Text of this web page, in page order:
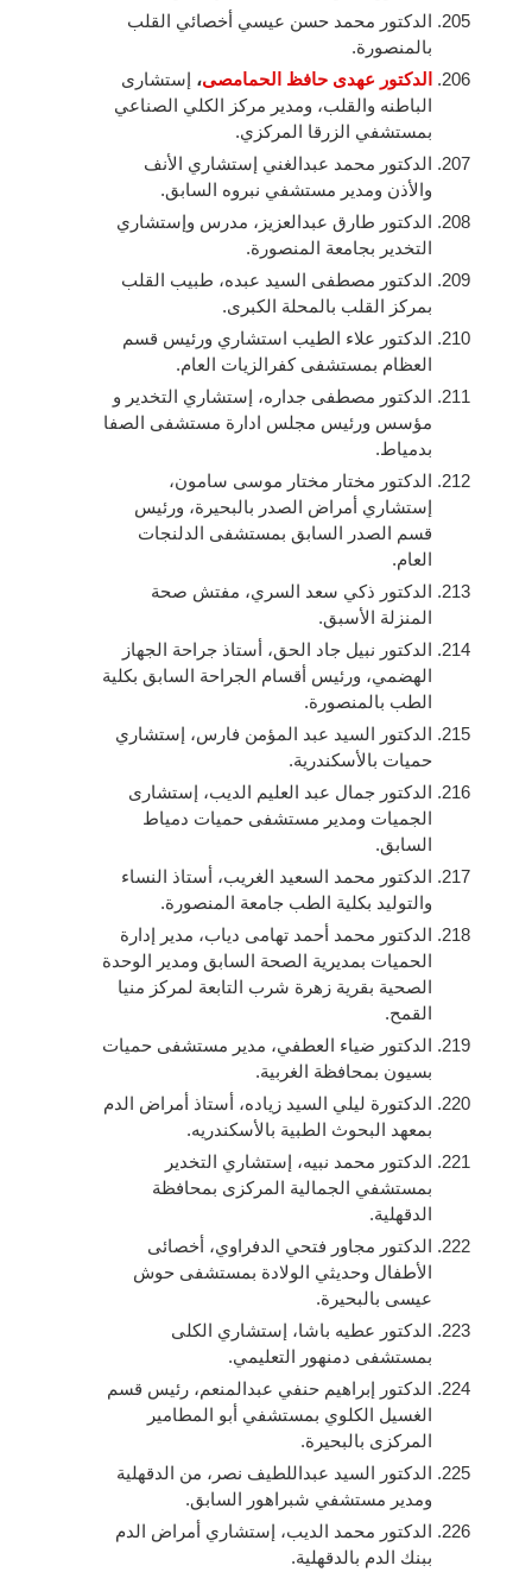
الدكتور محمد حسن عيسي أخصائي القلب
بالمنصورة.
الدكتور عهدى حافظ الحمامصى، إستشارى
الباطنه والقلب، ومدير مركز الكلي الصناعي
بمستشفي الزرقا المركزي.
الدكتور محمد عبدالغني إستشاري الأنف
والأذن ومدير مستشفي نبروه السابق.
الدكتور طارق عبدالعزيز، مدرس وإستشاري
التخدير بجامعة المنصورة.
الدكتور مصطفى السيد عبده، طبيب القلب
بمركز القلب بالمحلة الكبرى.
الدكتور علاء الطيب استشاري ورئيس قسم
العظام بمستشفى كفرالزيات العام.
الدكتور مصطفى جداره، إستشاري التخدير و
مؤسس ورئيس مجلس ادارة مستشفى الصفا
بدمياط.
الدكتور مختار مختار موسى سامون،
إستشاري أمراض الصدر بالبحيرة، ورئيس
قسم الصدر السابق بمستشفى الدلنجات
العام.
الدكتور ذكي سعد السري، مفتش صحة
المنزلة الأسبق.
الدكتور نبيل جاد الحق، أستاذ جراحة الجهاز
الهضمي، ورئيس أقسام الجراحة السابق بكلية
الطب بالمنصورة.
الدكتور السيد عبد المؤمن فارس، إستشاري
حميات بالأسكندرية.
الدكتور جمال عبد العليم الديب، إستشارى
الجميات ومدير مستشفى حميات دمياط
السابق.
الدكتور محمد السعيد الغريب، أستاذ النساء
والتوليد بكلية الطب جامعة المنصورة.
الدكتور محمد أحمد تهامى دياب، مدير إدارة
الحميات بمديرية الصحة السابق ومدير الوحدة
الصحية بقرية زهرة شرب التابعة لمركز منيا
القمح.
الدكتور ضياء العطفي، مدير مستشفى حميات
بسيون بمحافظة الغربية.
الدكتورة ليلي السيد زياده، أستاذ أمراض الدم
بمعهد البحوث الطبية بالأسكندريه.
الدكتور محمد نبيه، إستشاري التخدير
بمستشفي الجمالية المركزى بمحافظة
الدقهلية.
الدكتور مجاور فتحي الدفراوي، أخصائى
الأطفال وحديثي الولادة بمستشفى حوش
عيسى بالبحيرة.
الدكتور عطيه باشا، إستشاري الكلى
بمستشفى دمنهور التعليمي.
الدكتور إبراهيم حنفي عبدالمنعم، رئيس قسم
الغسيل الكلوي بمستشفي أبو المطامير
المركزى بالبحيرة.
الدكتور السيد عبداللطيف نصر، من الدقهلية
ومدير مستشفي شبراهور السابق.
الدكتور محمد الديب، إستشاري أمراض الدم
ببنك الدم بالدقهلية.